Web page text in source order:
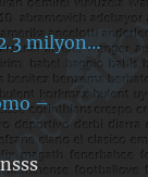
milyon…
–